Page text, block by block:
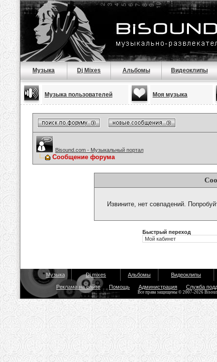
Музыка Dj Mixes Альбомы Видеоклипы
Музыка пользователей Моя музыка
Bisound.com - Музыкальный портал
Сообщение форума
Извините, нет совпадений.
Быстрый переход
Музыка Dj mixes Альбомы Видеоклипы
Реклама на сайте Помощь Администрация Служба
Все права защищены © 2007-2026